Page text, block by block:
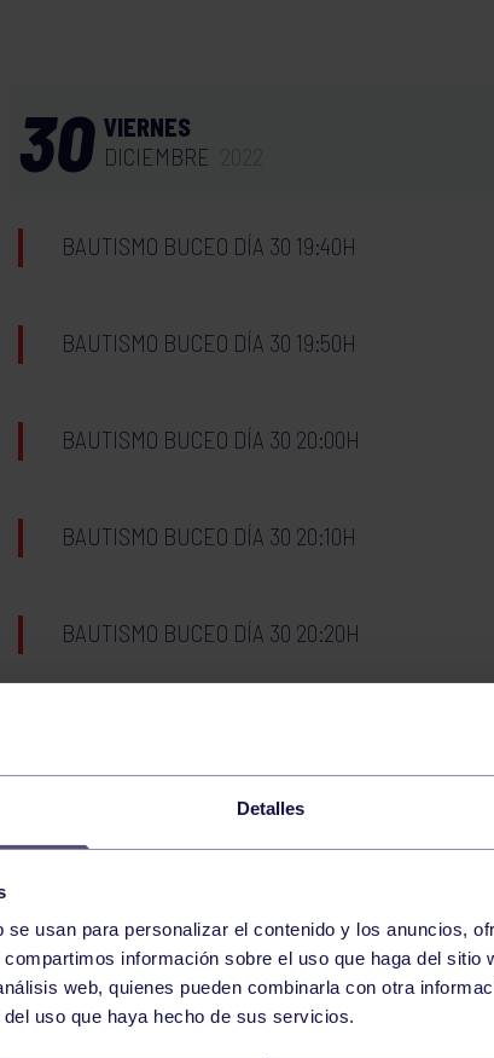
Detalles
usan para personalizar el contenido y los anuncios,
información sobre el uso que haga del sitio
web, quienes pueden combinarla con otra
uso que haya hecho de sus servicios.
30 VIERNES
DICIEMBRE
BAUTISMO BUCEO DÍA 30 19:40H
BAUTISMO BUCEO DÍA 30 19:50H
BAUTISMO BUCEO DÍA 30 20:00H
BAUTISMO BUCEO DÍA 30 20:10H
BAUTISMO BUCEO DÍA 30 20:20H
BAUTISMO BUCEO DÍA 30 20:50H
FIESTA DESPEDIDA AÑO 30 DICIEMBRE DE